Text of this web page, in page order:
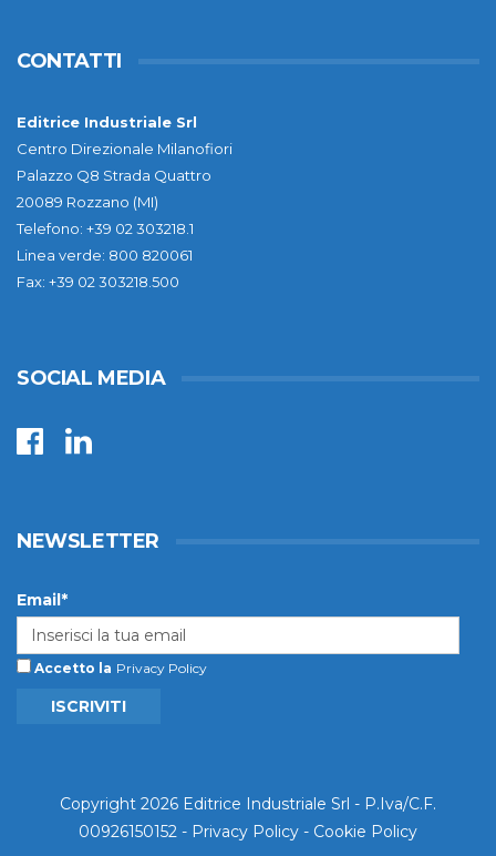
CONTATTI
Editrice Industriale Srl
Centro Direzionale Milanofiori
Palazzo Q8 Strada Quattro
20089 Rozzano (MI)
Telefono: +39 02 303218.1
Linea verde: 800 820061
Fax: +39 02 303218.500
SOCIAL MEDIA
NEWSLETTER
Email*
Accetto la Privacy Policy
ISCRIVITI
Copyright 2026 Editrice Industriale Srl - P.Iva/C.F.
00926150152 - Privacy Policy - Cookie Policy